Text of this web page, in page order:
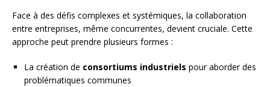
Face à des défis complexes et systémiques, la collaboration
entre entreprises, même concurrentes, devient cruciale. Cette
approche peut prendre plusieurs formes :
La création de consortiums industriels pour aborder des
problématiques communes